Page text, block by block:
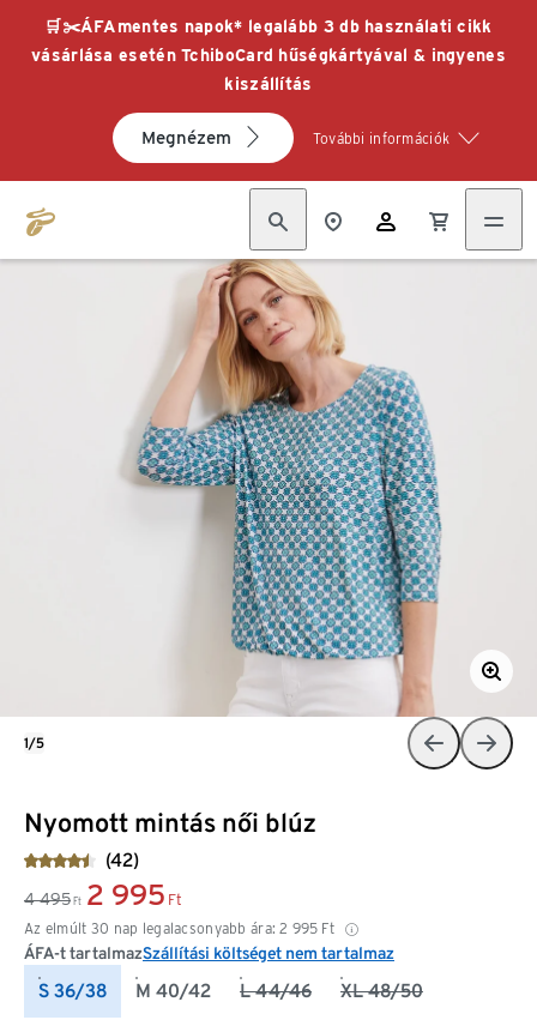
🛒✂️ÁFAmentes napok* legalább 3 db használati cikk
vásárlása esetén TchiboCard hűségkártyával & ingyenes
kiszállítás
Megnézem További információk
Nyomott mintás női blúz
(42)
4 495 Ft 2 995 Ft
Az elmúlt 30 nap legalacsonyabb ára: 2 995 Ft
ÁFA-t tartalmazSzállítási költséget nem tartalmaz
S 36/38 M 40/42 L 44/46 XL 48/50
1/5